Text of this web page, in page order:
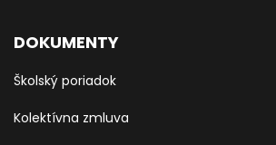
DOKUMENTY
Školský poriadok
Kolektívna zmluva